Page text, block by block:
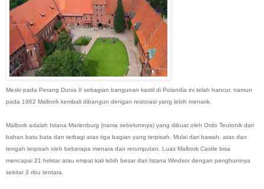
Meski pada Perang Dunia II sebagian bangunan kastil di Polandia ini telah hancur, namun
pada 1962 Malbork kembali dibangun dengan restorasi yang lebih menarik.
Malbork adalah Istana Marienburg (nama sebelumnya) yang dibuat oleh Ordo Teutonik dari
bahan batu bata dan terbagi atas tiga bagian yang terpisah. Mulai dari bawah, atas dan
tengah terpisah oleh beberapa menara dan rerumputan. Luas Malbork Castle bisa
mencapai 21 hektar atau empat kali lebih besar dari Istana Windsor dengan penghuninya
sekitar 3 ribu tentara.